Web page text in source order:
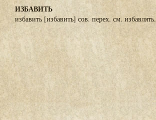
ИЗБАВИТЬ
избавить [избавить] сов. перех. см. избавлять.